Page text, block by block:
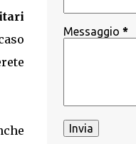
Messaggio *